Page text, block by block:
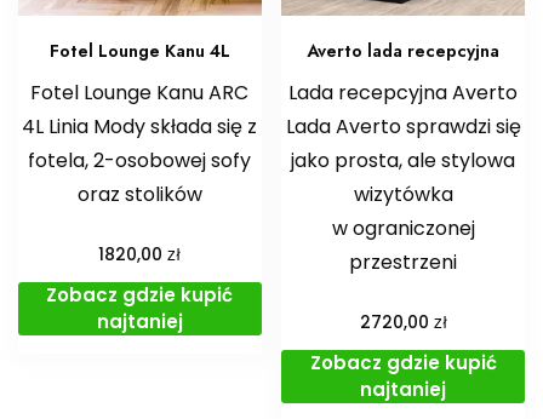
Fotel Lounge Kanu 4L
Fotel Lounge Kanu ARC
4L Linia Mody składa się z
fotela, 2-osobowej sofy
oraz stolików
1820,00zł
Zobacz gdzie kupić
najtaniej
Averto lada recepcyjna
Lada recepcyjna Averto
Lada Averto sprawdzi się
jako prosta, ale stylowa
wizytówka
w ograniczonej
przestrzeni
2720,00 zł
Zobacz gdzie kupić
najtaniej